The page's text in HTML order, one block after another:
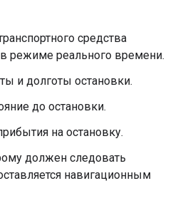
средства
в режиме реального времени.
и долготы остановки.
до остановки.
на остановку.
должен следовать
навигационным